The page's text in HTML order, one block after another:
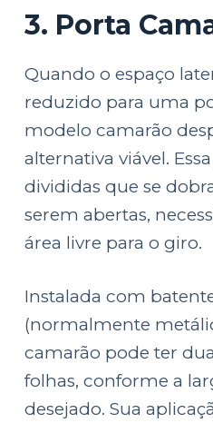
3. Porta
Quando o espaço
reduzido para uma
modelo camarão
alternativa viável.
divididas que se
serem abertas,
área livre para o giro.
Instalada com
(normalmente
camarão pode ter
folhas, conforme a
desejado. Sua